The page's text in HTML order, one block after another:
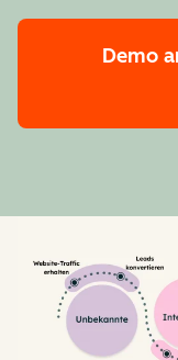
Demo